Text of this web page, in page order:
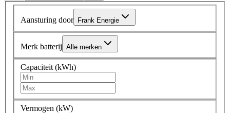
Aansturing door Frank Energie
Merk batterij Alle merken
Capaciteit (kWh)
Vermogen (kW)